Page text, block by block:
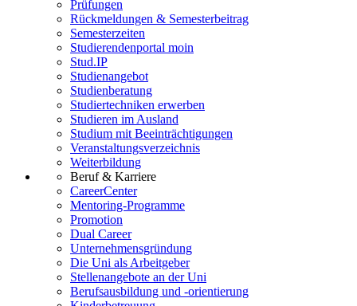
Prüfungen
Rückmeldungen & Semesterbeitrag
Semesterzeiten
Studierendenportal moin
Stud.IP
Studienangebot
Studienberatung
Studiertechniken erwerben
Studieren im Ausland
Studium mit Beeinträchtigungen
Veranstaltungsverzeichnis
Weiterbildung
Beruf & Karriere
CareerCenter
Mentoring-Programme
Promotion
Dual Career
Unternehmensgründung
Die Uni als Arbeitgeber
Stellenangebote an der Uni
Berufsausbildung und -orientierung